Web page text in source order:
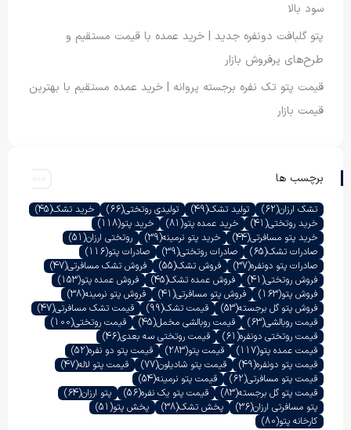
سود بالا
پتو گلبافت دونفره جدید | خرید عمده با قیمت مستقیم و
طرح‌های پرفروش بازار
قیمت پتو تک نفره برجسته پروانه | خرید عمده مستقیم با بهترین
قیمت بازار
برچسب ها
تشک ارزان(62) تولید تشک(49) تولیدی روتختی(66) خرید تشک(45)
خرید روتختی(41) خرید عمده پتو(81) خرید پتو(118)
خرید پتو مسافرتی(44) خرید پتو نرمینه(39) روتختی ارزان(51)
صادرات تشک(65) صادرات روتختی(39) صادرات پتو(116)
صادرات پتو دونفره(37) فروش تشک(55) فروش تشک مسافرتی(47)
فروش روتختی(41) فروش عمده تشک(45) فروش عمده پتو(153)
فروش پتو(163) فروش پتو مسافرتی(41) فروش پتو نرمینه(38)
فروش پتو گل برجسته(53) قیمت تشک(99) قیمت تشک مسافرتی(47)
قیمت روبالشی(63) قیمت روبالشی مخمل(45) قیمت روتختی(100)
قیمت روتختی دونفره(61) قیمت روتختی سه بعدی(46)
قیمت عمده پتو(117) قیمت پتو(283) قیمت پتو دو نفره(52)
قیمت پتو دونفره(49) قیمت پتو شادیلون(77) قیمت پتو لاله(47)
قیمت پتو مسافرتی(62) قیمت پتو نرمینه(54)
قیمت پتو گل برجسته(83) قیمت پتو یک نفره(56) پتو ارزان(64)
پتو مسافرتی ارزان(36) پخش تشک(38) پخش پتو(51)
کارخانه پتو(80)